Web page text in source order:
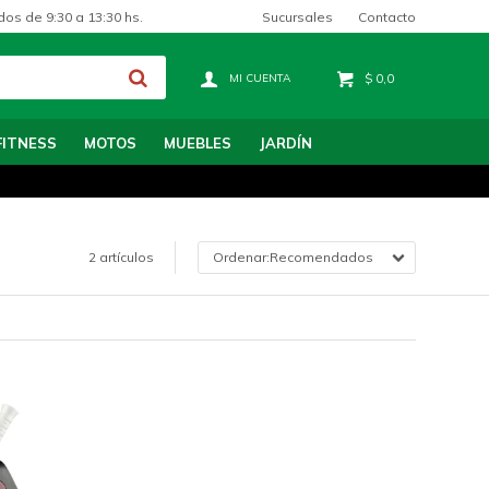
MOTOS MUEBLES JARDÍN
$ 0,0
de 9:30 a 13:30 hs. Sucursales Contacto
2 artículos Recomendados